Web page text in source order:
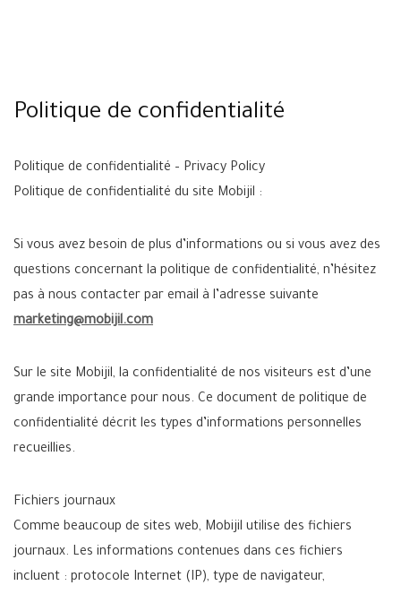
Politique de confidentialité
Politique de confidentialité – Privacy Policy
Politique de confidentialité du site Mobijil :
Si vous avez besoin de plus d’informations ou si vous avez des
questions concernant la politique de confidentialité, n’hésitez
pas à nous contacter par email à l’adresse suivante
marketing@mobijil.com
Sur le site Mobijil, la confidentialité de nos visiteurs est d’une
grande importance pour nous. Ce document de politique de
confidentialité décrit les types d’informations personnelles
recueillies.
Fichiers journaux
Comme beaucoup de sites web, Mobijil utilise des fichiers
journaux. Les informations contenues dans ces fichiers
incluent : protocole Internet (IP), type de navigateur,